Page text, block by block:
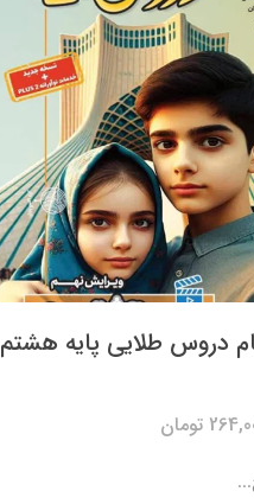
دروس طلایی پایه هشتم
تومان